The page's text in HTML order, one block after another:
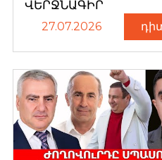
ՎԵՐՋՆԱԳԻՐ
27.07.2026